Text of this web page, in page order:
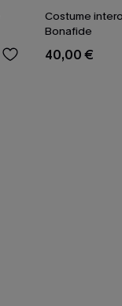
Costume
Bonafide
40,00 €